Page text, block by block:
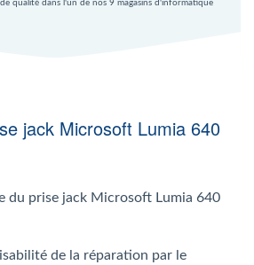
qualité dans l'un de nos 9 magasins d'informatique
jack Microsoft Lumia 640
du prise jack Microsoft Lumia 640
de la réparation par le